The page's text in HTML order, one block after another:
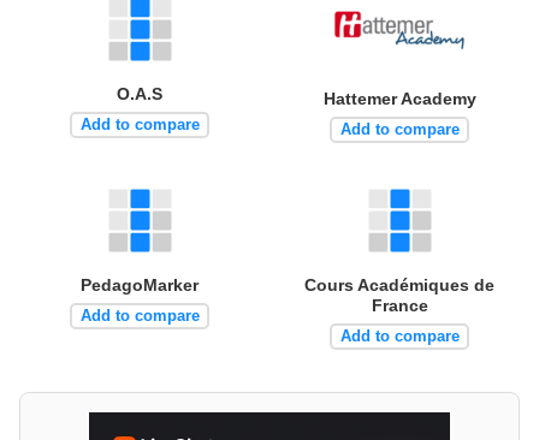
O.A.S
Add to compare
Hattemer Academy
Add to compare
PedagoMarker
Add to compare
Cours Académiques de
France
Add to compare